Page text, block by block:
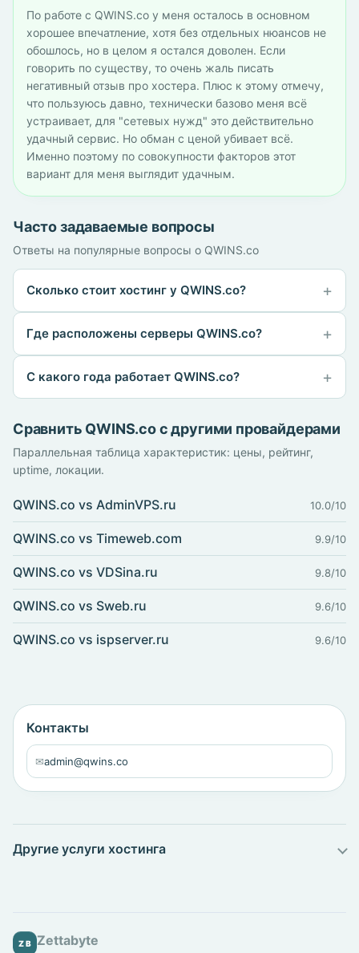
По работе с QWINS.co у меня осталось в основном
хорошее впечатление, хотя без отдельных нюансов не
обошлось, но в целом я остался доволен. Если
говорить по существу, то очень жаль писать
негативный отзыв про хостера. Плюс к этому отмечу,
что пользуюсь давно, технически базово меня всё
устраивает, для "сетевых нужд" это действительно
удачный сервис. Но обман с ценой убивает всё.
Именно поэтому по совокупности факторов этот
вариант для меня выглядит удачным.
Часто задаваемые вопросы
Ответы на популярные вопросы о QWINS.co
Сколько стоит хостинг у QWINS.co?
Где расположены серверы QWINS.co?
С какого года работает QWINS.co?
Сравнить QWINS.co с другими провайдерами
Параллельная таблица характеристик: цены, рейтинг,
uptime, локации.
QWINS.co vs AdminVPS.ru 10.0/10
QWINS.co vs Timeweb.com 9.9/10
QWINS.co vs VDSina.ru 9.8/10
QWINS.co vs Sweb.ru 9.6/10
QWINS.co vs ispserver.ru 9.6/10
Контакты
✉admin@qwins.co
Другие услуги хостинга
ZB Zettabyte